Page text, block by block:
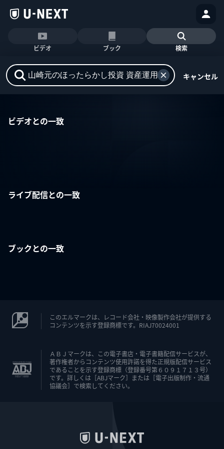
ビデオ ブック 検索
キャンセル
ビデオとの一致
ライブ配信との一致
ブックとの一致
このエルマークは、レコード会社・映像製作会社が提供する
コンテンツを示す登録商標です。RIAJ70024001
ＡＢＪマークは、この電子書店・電子書籍配信サービスが、
著作権者からコンテンツ使用許諾を得た正規版配信サービス
であることを示す登録商標（登録番号第６０９１７１３号）
です。詳しくは［ABJマーク］または［電子出版制作・流通
協議会］で検索してください。